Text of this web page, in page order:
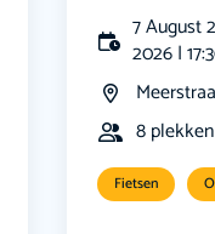
7 August
2026 |
8
Fietsen